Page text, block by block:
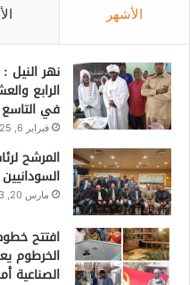
الأشهر
نهر النيل
الرابع
في
فبراير 6, 2025
المرشح
مارس 20, 2023
افتتح
الخرطوم
الصناعية